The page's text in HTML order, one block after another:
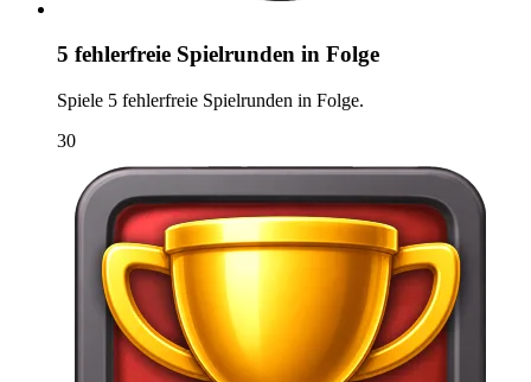
5 fehlerfreie Spielrunden in Folge
Spiele 5 fehlerfreie Spielrunden in Folge.
30